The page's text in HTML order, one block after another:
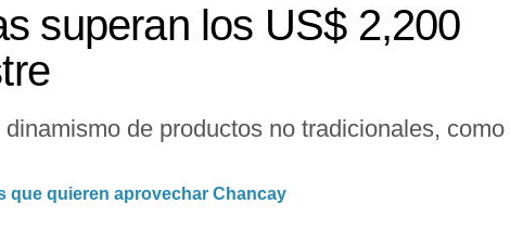
superan los US$ 2,200
de productos no tradicionales, como
que quieren aprovechar Chancay